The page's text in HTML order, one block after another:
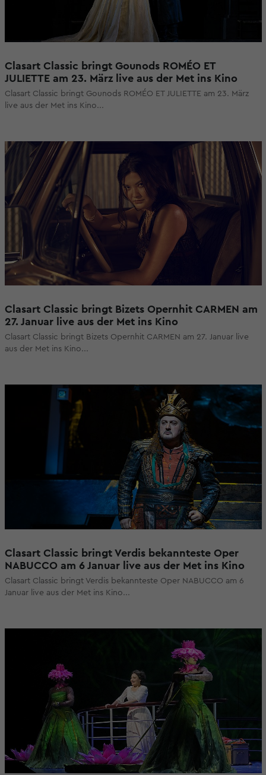
Clasart Classic bringt Gounods ROMÉO ET
JULIETTE am 23. März live aus der Met ins Kino
Clasart Classic bringt Gounods ROMÉO ET JULIETTE am 23. März
live aus der Met ins Kino...
Clasart Classic bringt Bizets Opernhit CARMEN am
27. Januar live aus der Met ins Kino
Clasart Classic bringt Bizets Opernhit CARMEN am 27. Januar live
aus der Met ins Kino...
Clasart Classic bringt Verdis bekannteste Oper
NABUCCO am 6 Januar live aus der Met ins Kino
Clasart Classic bringt Verdis bekannteste Oper NABUCCO am 6
Januar live aus der Met ins Kino...